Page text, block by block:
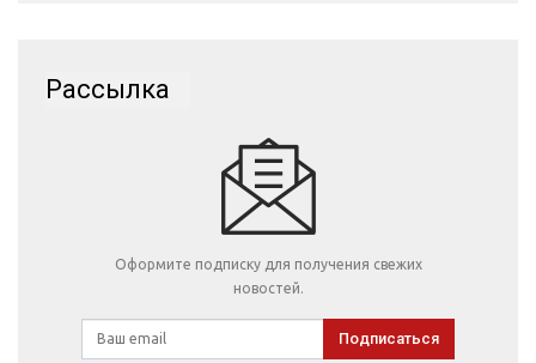
Рассылка
Оформите подписку для получения свежих
новостей.
Подписаться